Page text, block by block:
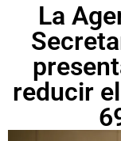
La
reducir